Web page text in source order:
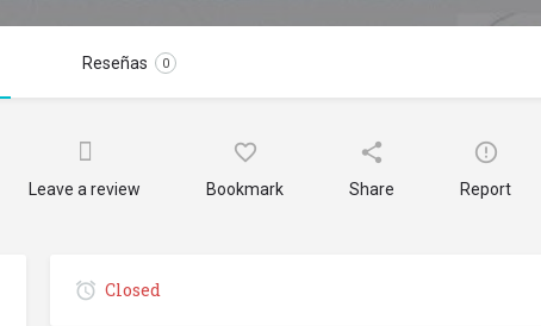
Reseñas 0
Leave a review Bookmark Share Report
Closed